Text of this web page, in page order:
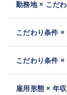
勤務地 × こだ
こだわり条件 ×
こだわり条件 ×
雇用形態 × 年収